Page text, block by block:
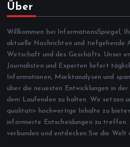
Über
Willkommen bei InformationsSpiegel,
aktuelle Nachrichten und tiefgehende
Wirtschaft und des Geschäfts. Unser
Journalisten und Experten liefert
Informationen, Marktanalysen und
über die neuesten Entwicklungen in
dem Laufenden zu halten. Wir setzen
qualitativ hochwertige Inhalte zu
informierte Entscheidungen zu treffen.
verbunden und entdecken Sie die